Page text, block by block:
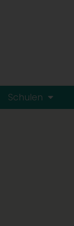
Schulen